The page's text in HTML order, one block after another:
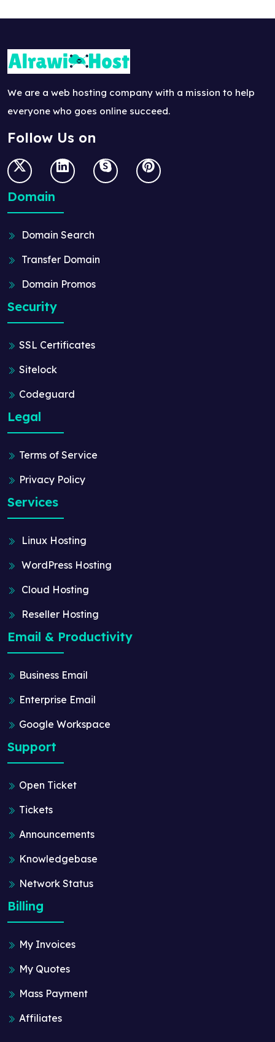
We are a web hosting company with a mission to help
everyone who goes online succeed.
Follow Us on
Domain
Domain Search
Transfer Domain
Domain Promos
Security
SSL Certificates
Sitelock
Codeguard
Legal
Terms of Service
Privacy Policy
Services
Linux Hosting
WordPress Hosting
Cloud Hosting
Reseller Hosting
Email & Productivity
Business Email
Enterprise Email
Google Workspace
Support
Open Ticket
Tickets
Announcements
Knowledgebase
Network Status
Billing
My Invoices
My Quotes
Mass Payment
Affiliates